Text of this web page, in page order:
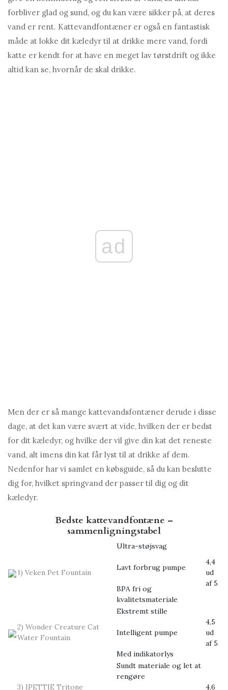
forbliver glad og sund, og du kan være sikker på, at deres
vand er rent. Kattevandfontæner er også en fantastisk
måde at lokke dit kæledyr til at drikke mere vand, fordi
katte er kendt for at have en meget lav tørstdrift og ikke
altid kan se, hvornår de skal drikke.
ad
Men der er så mange kattevandsfontæner derude i disse
dage, at det kan være svært at vide, hvilken der er bedst
for dit kæledyr, og hvilke der vil give din kat det reneste
vand, alt imens din kat får lyst til at drikke af dem.
Nedenfor har vi samlet en købsguide, så du kan beslutte
dig for, hvilket springvand der passer til dig og dit
kæledyr.
Bedste kattevandfontæne –
sammenligningstabel
1) Veken Pet Fountain
Ultra-støjsvag
Lavt forbrug pumpe
BPA fri og
kvalitetsmateriale
4,4
ud
af 5
2) Wonder Creature Cat
Water Fountain
Ekstremt stille
Intelligent pumpe
Med indikatorlys
4,5
ud
af 5
3) IPETTIE Tritone
Sundt materiale og let at
rengøre
4,6